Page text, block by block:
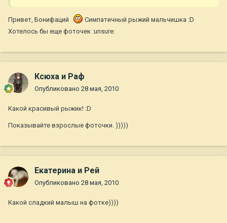
Привет, Бонифаций
Симпатичный рыжий мальчишка :D
Хотелось бы еще фоточек :unsure:
Ксюха и Раф
Опубликовано 28 мая, 2010
Какой красивый рыжик! :D
Показывайте взрослые фоточки. )))))
Екатерина и Рей
Опубликовано 28 мая, 2010
Какой сладкий малыш на фотке))))